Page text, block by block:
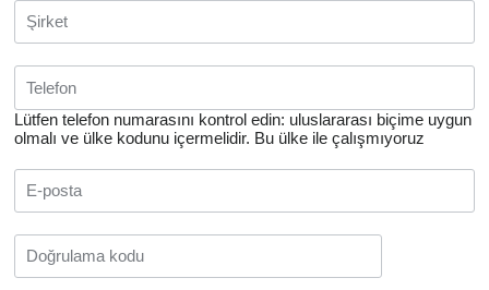
Lütfen telefon numarasını kontrol edin: uluslararası biçime uygun
olmalı ve ülke kodunu içermelidir. Bu ülke ile çalışmıyoruz